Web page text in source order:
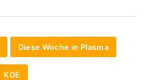
Diese Woche in Plasma
KDE